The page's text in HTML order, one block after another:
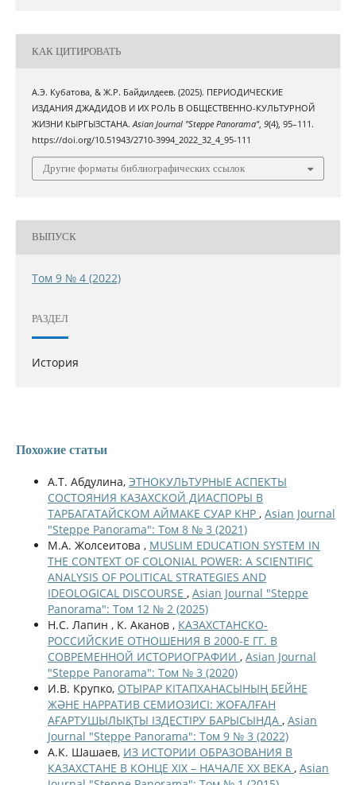
КАК ЦИТИРОВАТЬ
А.Э. Кубатова, & Ж.Р. Байдилдеев. (2025). ПЕРИОДИЧЕСКИЕ
ИЗДАНИЯ ДЖАДИДОВ И ИХ РОЛЬ В ОБЩЕСТВЕННО-КУЛЬТУРНОЙ
ЖИЗНИ КЫРГЫЗСТАНА.Asian Journal "Steppe Panorama", 9(4), 95–111.
https://doi.org/10.51943/2710-3994_2022_32_4_95-111
Другие форматы библиографических ссылок
ВЫПУСК
Том 9 № 4 (2022)
РАЗДЕЛ
История
Похожие статьи
А.Т. Абдулина, ЭТНОКУЛЬТУРНЫЕ АСПЕКТЫ
СОСТОЯНИЯ КАЗАХСКОЙ ДИАСПОРЫ В
ТАРБАГАТАЙСКОМ АЙМАКЕ СУАР КНР , Asian Journal
"Steppe Panorama": Том 8 № 3 (2021)
М.А. Жолсеитова , MUSLIM EDUCATION SYSTEM IN
THE CONTEXT OF COLONIAL POWER: A SCIENTIFIC
ANALYSIS OF POLITICAL STRATEGIES AND
IDEOLOGICAL DISCOURSE , Asian Journal "Steppe
Panorama": Том 12 № 2 (2025)
Н.С. Лапин , К. Аканов , КАЗАХСТАНСКО-
РОССИЙСКИЕ ОТНОШЕНИЯ В 2000-Е ГГ. В
СОВРЕМЕННОЙ ИСТОРИОГРАФИИ , Asian Journal
"Steppe Panorama": Том № 3 (2020)
И.В. Крупко, ОТЫРАР КІТАПХАНАСЫНЫҢ БЕЙНЕ
ЖӘНЕ НАРРАТИВ СЕМИОЗИСІ: ЖОҒАЛҒАН
АҒАРТУШЫЛЫҚТЫ ІЗДЕСТІРУ БАРЫСЫНДА , Asian
Journal "Steppe Panorama": Том 9 № 3 (2022)
А.К. Шашаев, ИЗ ИСТОРИИ ОБРАЗОВАНИЯ В
КАЗАХСТАНЕ В КОНЦЕ ХIХ – НАЧАЛЕ ХХ ВЕКА , Asian